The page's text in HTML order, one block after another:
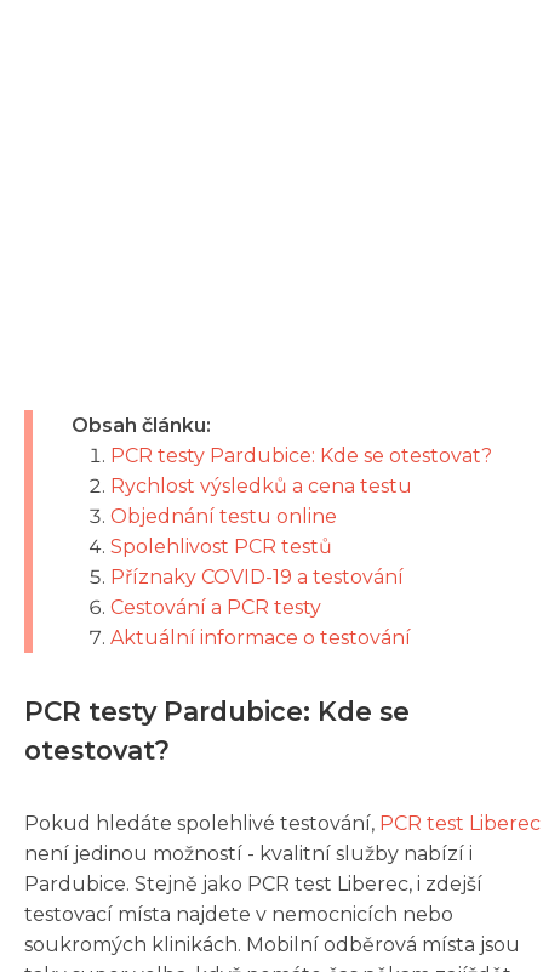
Obsah článku:
PCR testy Pardubice: Kde se otestovat?
Rychlost výsledků a cena testu
Objednání testu online
Spolehlivost PCR testů
Příznaky COVID-19 a testování
Cestování a PCR testy
Aktuální informace o testování
PCR testy Pardubice: Kde se
otestovat?
Pokud hledáte spolehlivé testování, PCR test Liberec
není jedinou možností - kvalitní služby nabízí i
Pardubice. Stejně jako PCR test Liberec, i zdejší
testovací místa najdete v nemocnicích nebo
soukromých klinikách. Mobilní odběrová místa jsou